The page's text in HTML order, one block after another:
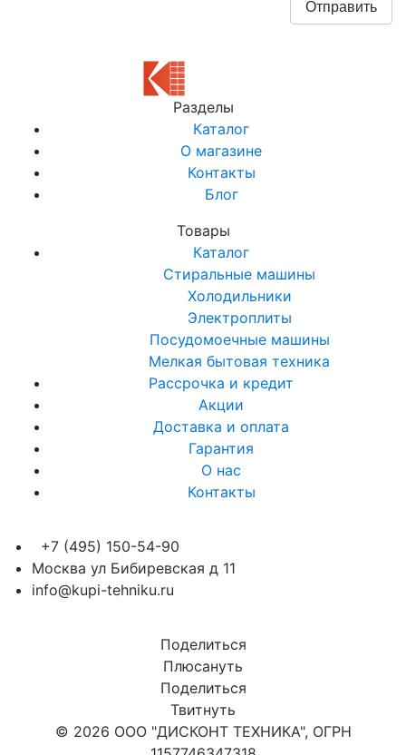
Разделы
Каталог
О магазине
Контакты
Блог
Товары
Каталог
Стиральные машины
Холодильники
Электроплиты
Посудомоечные машины
Мелкая бытовая техника
Рассрочка и кредит
Акции
Доставка и оплата
Гарантия
О нас
Контакты
+7 (495) 150-54-90
Москва ул Бибиревская д 11
info@kupi-tehniku.ru
Поделиться
Плюсануть
Поделиться
Твитнуть
© 2026 ООО "ДИСКОНТ ТЕХНИКА", ОГРН